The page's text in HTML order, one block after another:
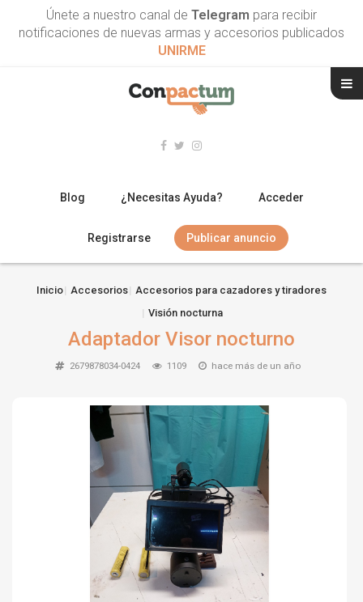
Únete a nuestro canal de Telegram para recibir
notificaciones de nuevas armas y accesorios publicados
UNIRME
Blog ¿Necesitas Ayuda? Acceder
Registrarse Publicar anuncio
ARMAS CORTAS
AIRE COMPRIMIDO
OTRAS ARMAS
Inicio Accesorios
Accesorios para cazadores y tiradores
Visión nocturna
Adaptador Visor nocturno
2679878034-0424 1109 hace más de un año